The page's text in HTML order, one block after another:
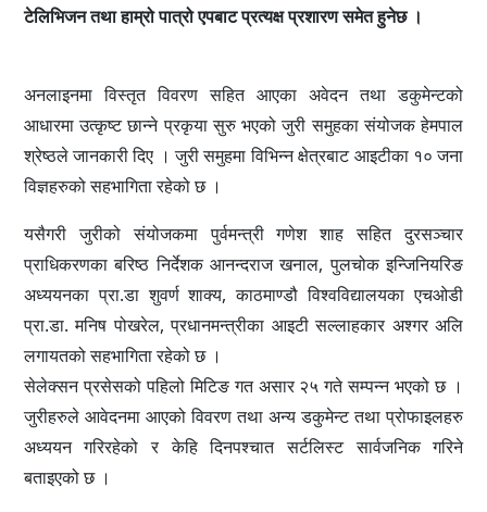
टेलिभिजन तथा हाम्रो पात्रो एपबाट प्रत्यक्ष प्रशारण समेत हुनेछ ।
अनलाइनमा विस्तृत विवरण सहित आएका अवेदन तथा डकुमेन्टको
आधारमा उत्कृष्ट छान्ने प्रकृया सुरु भएको जुरी समुहका संयोजक हेमपाल
श्रेष्ठले जानकारी दिए । जुरी समुहमा विभिन्न क्षेत्रबाट आइटीका १० जना
विज्ञहरुको सहभागिता रहेको छ ।
यसैगरी जुरीको संयोजकमा पुर्वमन्त्री गणेश शाह सहित दुरसञ्चार
प्राधिकरणका बरिष्ठ निर्देशक आनन्दराज खनाल, पुलचोक इन्जिनियरिङ
अध्ययनका प्रा.डा शुवर्ण शाक्य, काठमाण्डौ विश्वविद्यालयका एचओडी
प्रा.डा. मनिष पोखरेल, प्रधानमन्त्रीका आइटी सल्लाहकार अश्गर अलि
लगायतको सहभागिता रहेको छ ।
सेलेक्सन प्रसेसको पहिलो मिटिङ गत असार २५ गते सम्पन्न भएको छ ।
जुरीहरुले आवेदनमा आएको विवरण तथा अन्य डकुमेन्ट तथा प्रोफाइलहरु
अध्ययन गरिरहेको र केहि दिनपश्चात सर्टलिस्ट सार्वजनिक गरिने
बताइएको छ ।